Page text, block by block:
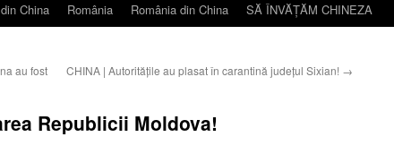
China România România din China SĂ ÎNVĂŢĂM CHINEZA
au fost
CHINA | Autoritățile au plasat în carantină județul Sixian! →
Republicii Moldova!